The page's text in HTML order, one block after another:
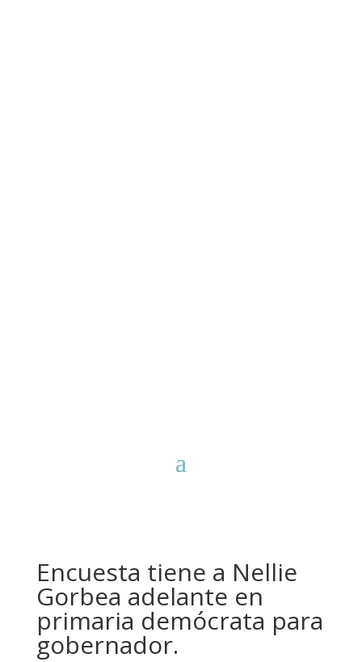
Encuesta tiene a Nellie
Gorbea adelante en
primaria demócrata para
gobernador.